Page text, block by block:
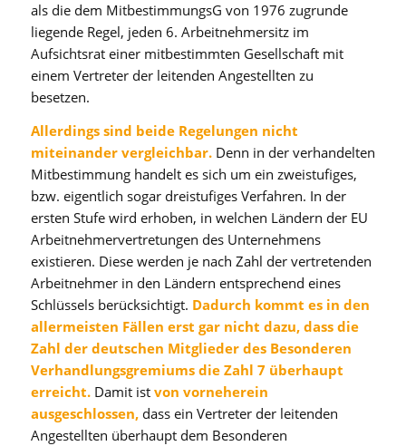
als die dem MitbestimmungsG von 1976 zugrunde
liegende Regel, jeden 6. Arbeitnehmersitz im
Aufsichtsrat einer mitbestimmten Gesellschaft mit
einem Vertreter der leitenden Angestellten zu
besetzen.
Allerdings sind beide Regelungen nicht
miteinander vergleichbar.Denn in der verhandelten
Mitbestimmung handelt es sich um ein zweistufiges,
bzw. eigentlich sogar dreistufiges Verfahren. In der
ersten Stufe wird erhoben, in welchen Ländern der EU
Arbeitnehmervertretungen des Unternehmens
existieren. Diese werden je nach Zahl der vertretenden
Arbeitnehmer in den Ländern entsprechend eines
Schlüssels berücksichtigt. Dadurch kommt es in den
allermeisten Fällen erst gar nicht dazu, dass die
Zahl der deutschen Mitglieder des Besonderen
Verhandlungsgremiums die Zahl 7 überhaupt
erreicht.Damit ist von vorneherein
ausgeschlossen,dass ein Vertreter der leitenden
Angestellten überhaupt dem Besonderen